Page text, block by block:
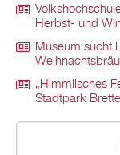
Herbst- und
Museum sucht
„Himmlisches
Stadtpark